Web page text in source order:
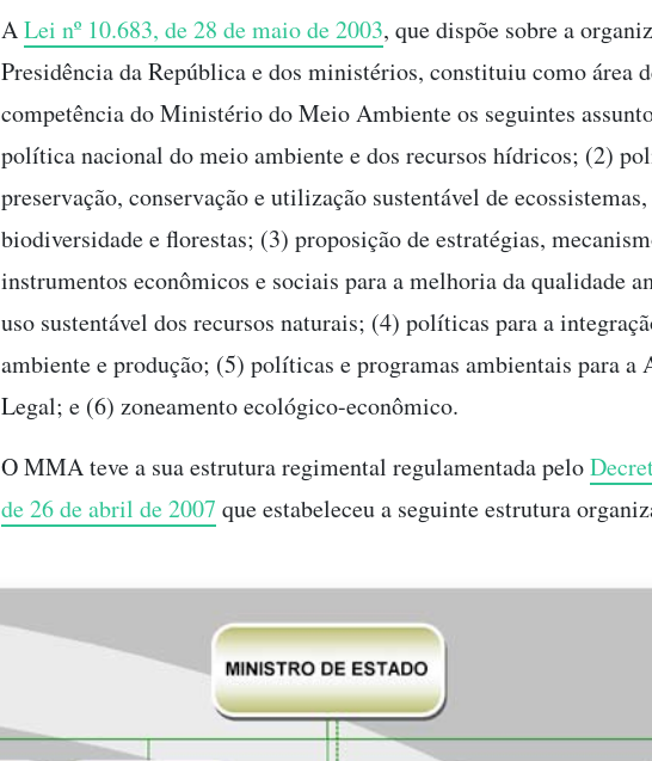
ALei nº 10.683, de 28 de maio de 2003, que dispõe sobre a
Presidência da República e dos ministérios, constituiu como área
competência do Ministério do Meio Ambiente os seguintes
política nacional do meio ambiente e dos recursos hídricos; (2)
preservação, conservação e utilização sustentável de ecossistemas,
biodiversidade e florestas; (3) proposição de estratégias,
instrumentos econômicos e sociais para a melhoria da qualidade
uso sustentável dos recursos naturais; (4) políticas para a
ambiente e produção; (5) políticas e programas ambientais para a
Legal; e (6) zoneamento ecológico-econômico.
O MMA teve a sua estrutura regimental regulamentada pelo
de 26 de abril de 2007 que estabeleceu a seguinte estrutura